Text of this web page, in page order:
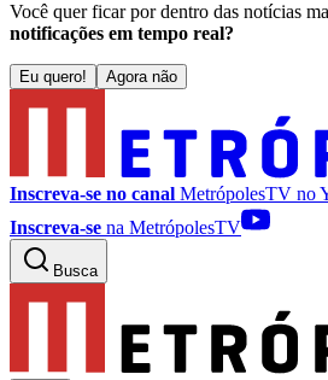
Você quer ficar por dentro das notícias
notificações em tempo real?
Eu quero! Agora não
Inscreva-se no canal MetrópolesTV no
Inscreva-se na MetrópolesTV
Busca